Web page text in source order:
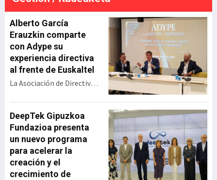
definitiva será en septiembre,
pero esta gran alianza vasca
se perfila para llev
Alberto García
Erauzkin comparte
con Adype su
experiencia directiva
al frente de Euskaltel
La Asociación de Directivos
(Adype) ha celebrado un
encuentro con Alberto
García Erauzkin,
expresidente de Euskaltel,
bajo el título ‘Euskaltel:
construir, negociar y
decidir en una compañía
DeepTek Gipuzkoa
Fundazioa presenta
un nuevo programa
para acelerar la
creación y el
crecimiento de